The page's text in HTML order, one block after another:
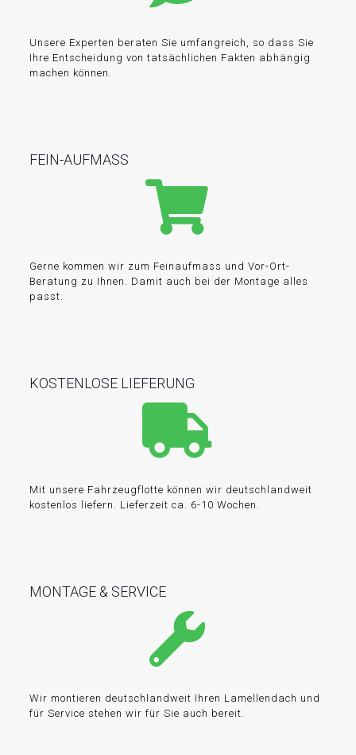
Unsere Experten beraten Sie umfangreich, so dass Sie
Ihre Entscheidung von tatsächlichen Fakten abhängig
machen können.
FEIN-AUFMASS
Gerne kommen wir zum Feinaufmass und Vor-Ort-
Beratung zu Ihnen. Damit auch bei der Montage alles
passt.
KOSTENLOSE LIEFERUNG
Mit unsere Fahrzeugflotte können wir deutschlandweit
kostenlos liefern. Lieferzeit ca. 6-10 Wochen.
MONTAGE & SERVICE
Wir montieren deutschlandweit Ihren Lamellendach und
für Service stehen wir für Sie auch bereit.